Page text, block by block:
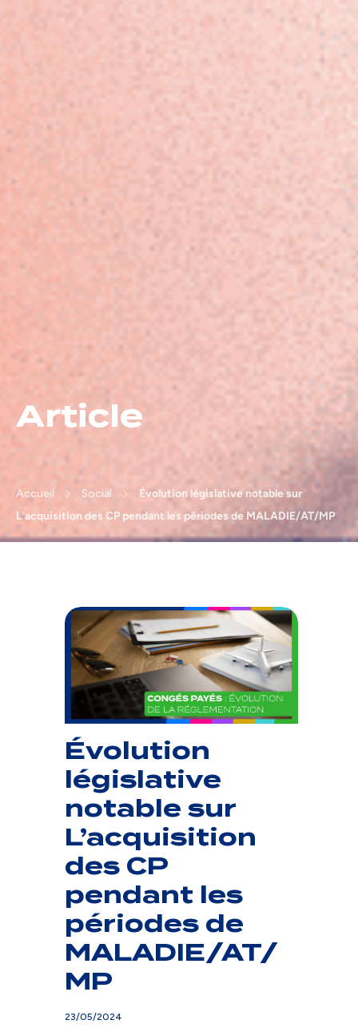
Article
Accueil Social
Évolution législative notable sur
L’acquisition des CP pendant les périodes de MALADIE/AT/MP
Évolution
législative
notable sur
L’acquisition
des CP
pendant les
périodes de
MALADIE/AT/
MP
23/05/2024